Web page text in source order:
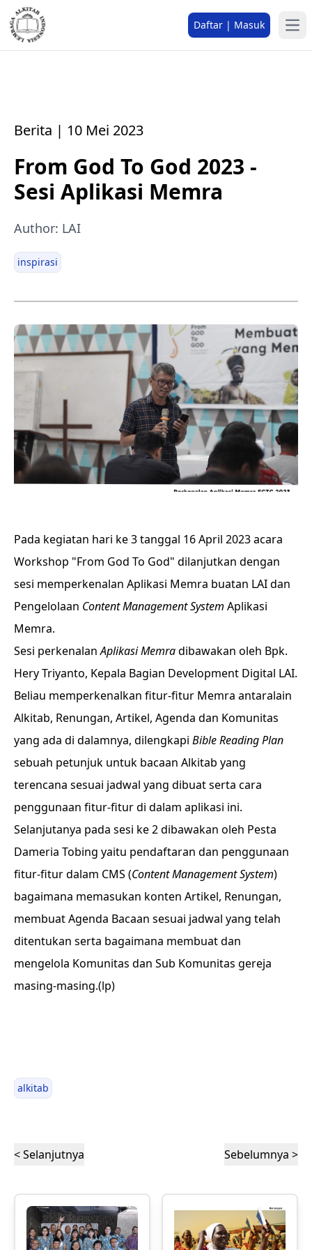
Daftar | Masuk
Berita | 10 Mei 2023
From God To God 2023 -
Sesi Aplikasi Memra
Author: LAI
inspirasi
Pada kegiatan hari ke 3 tanggal 16 April 2023 acara
Workshop "From God To God" dilanjutkan dengan
sesi memperkenalan Aplikasi Memra buatan LAI dan
Pengelolaan Content Management System Aplikasi
Memra.
Sesi perkenalanAplikasi Memradibawakan oleh Bpk.
Hery Triyanto, Kepala Bagian Development Digital LAI.
Beliau memperkenalkan fitur-fitur Memra antaralain
Alkitab, Renungan, Artikel, Agenda dan Komunitas
yang ada di dalamnya, dilengkapi Bible Reading Plan
sebuah petunjuk untuk bacaan Alkitab yang
terencana sesuai jadwal yang dibuat serta cara
penggunaan fitur-fitur di dalam aplikasi ini.
Selanjutanya pada sesi ke 2 dibawakan oleh Pesta
Dameria Tobing yaitu pendaftaran dan penggunaan
fitur-fitur dalam CMS (Content Management System)
bagaimana memasukan konten Artikel, Renungan,
membuat Agenda Bacaan sesuai jadwal yang telah
ditentukan serta bagaimana membuat dan
mengelola Komunitas dan Sub Komunitas gereja
masing-masing.(lp)
alkitab
< Selanjutnya Sebelumnya >